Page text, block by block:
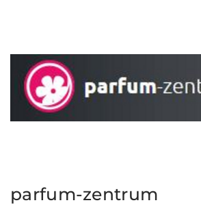
parfum-zentrum